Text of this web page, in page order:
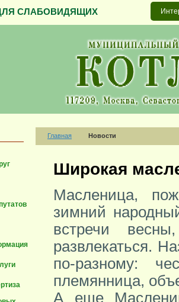
СЛАБОВИДЯЩИХ
Главная Новости
Широкая
Масленица,
зимний
встречи
развлекаться.
по-разному:
племянница,
А еще